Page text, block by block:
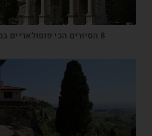
8 הסיורים הכי פופולאריים במילאנו